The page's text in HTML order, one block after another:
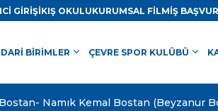
GİRİŞİKIŞ OKULUKURUMSAL FİLMİŞ
BİRİMLER keyboard_arrow_down ÇEVRE SPOR KULÜBÜ keyboard_arrow_down
Namık Kemal Bostan (Beyzanur